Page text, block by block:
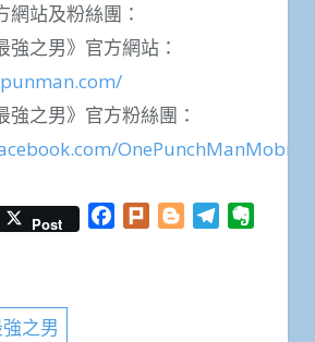
網站及粉絲團：
強之男》官方網站：
強之男》官方粉絲團：
OnePunchManMobile/
Post Facebook
Plurk BloggerTelegram
之男